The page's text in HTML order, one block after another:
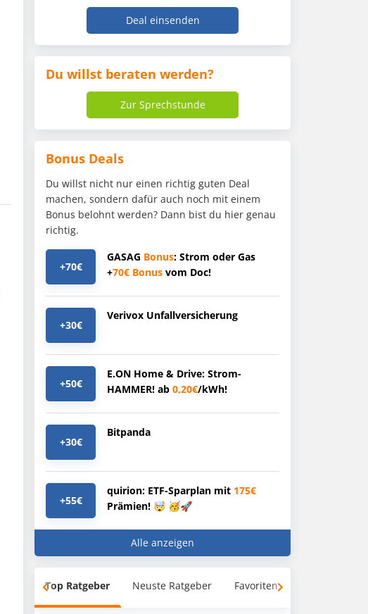
Deal einsenden
Du willst beraten werden?
Zur Sprechstunde
Bonus Deals
Du willst nicht nur einen richtig guten Deal
machen, sondern dafür auch noch mit einem
Bonus belohnt werden? Dann bist du hier genau
richtig.
+70€
GASAG Bonus: Strom oder Gas
+70€ Bonus vom Doc!
+30€
Verivox Unfallversicherung
+50€
E.ON Home & Drive: Strom-
HAMMER! ab 0,20€/kWh!
+30€
Bitpanda
+55€
quirion: ETF-Sparplan mit 175€
Prämien! 🤯 🥳🚀
Alle anzeigen
Top Ratgeber Neuste Ratgeber Favoriten